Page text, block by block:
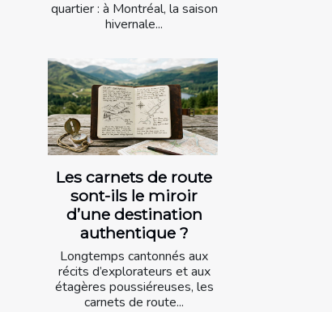
quartier : à Montréal, la saison
hivernale...
Les carnets de route
sont-ils le miroir
d’une destination
authentique ?
Longtemps cantonnés aux
récits d’explorateurs et aux
étagères poussiéreuses, les
carnets de route...